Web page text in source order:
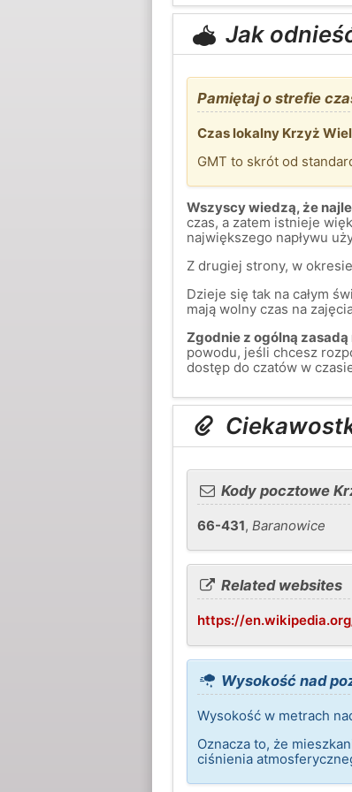
Jak
Pamiętaj o strefie
Czas lokalny Krzyż
GMT to skrót od
Wszyscy wiedzą, że
czas, a zatem istnieje
największego napływu
Z drugiej strony, w
Dzieje się tak na całym
mają wolny czas na
Zgodnie z ogólną
powodu, jeśli chcesz
dostęp do czatów w
Kody pocztowe
66-431, Baranowice
Related websites
https://
Wysokość nad
Wysokość w metrach
Oznacza to, że
ciśnienia